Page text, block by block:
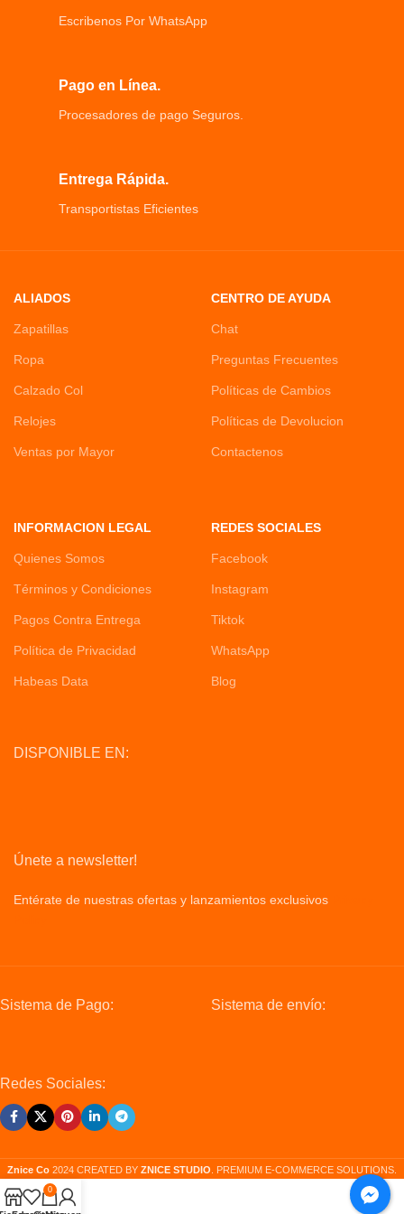
Escribenos Por WhatsApp
Pago en Línea.
Procesadores de pago Seguros.
Entrega Rápida.
Transportistas Eficientes
ALIADOS
Zapatillas
Ropa
Calzado Col
Relojes
Ventas por Mayor
CENTRO DE AYUDA
Chat
Preguntas Frecuentes
Políticas de Cambios
Políticas de Devolucion
Contactenos
INFORMACION LEGAL
Quienes Somos
Términos y Condiciones
Pagos Contra Entrega
Política de Privacidad
Habeas Data
REDES SOCIALES
Facebook
Instagram
Tiktok
WhatsApp
Blog
DISPONIBLE EN:
Únete a newsletter!
Entérate de nuestras ofertas y lanzamientos exclusivos
Sistema de Pago: Sistema de envío:
Redes Sociales:
Znice Co 2024 CREATED BY ZNICE STUDIO . PREMIUM E-COMMERCE SOLUTIONS.
0